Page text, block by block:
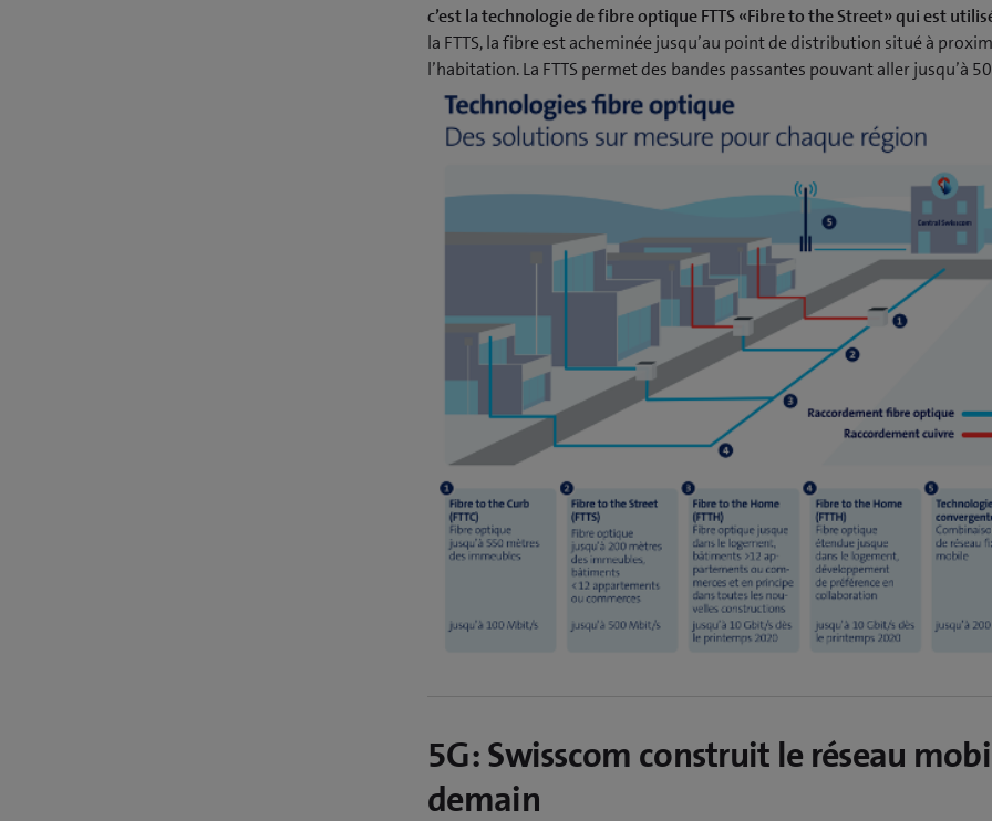
c’est la technologie de fibre optique FTTS «Fibre to the Street» qui est
la FTTS, la fibre est acheminée jusqu’au point de distribution situé à
l’habitation. La FTTS permet des bandes passantes pouvant aller jusqu’à
5G: Swisscom construit le réseau
demain